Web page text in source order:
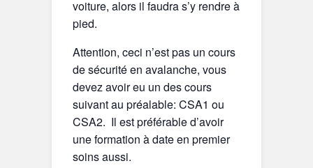
voiture, alors il faudra s’y rendre à
pied.
Attention, ceci n’est pas un cours
de sécurité en avalanche, vous
devez avoir eu un des cours
suivant au préalable: CSA1 ou
CSA2. Il est préférable d’avoir
une formation à date en premier
soins aussi.